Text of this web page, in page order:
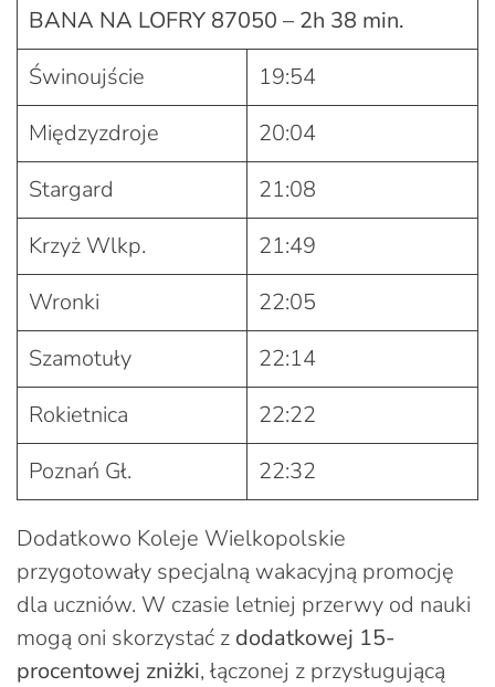
BANA NA LOFRY 87050 – 2h 38 min.
Świnoujście
19:54
Międzyzdroje
20:04
Stargard
21:08
Krzyż Wlkp.
21:49
Wronki
22:05
Szamotuły
22:14
Rokietnica
22:22
Poznań Gł.
22:32
Dodatkowo Koleje Wielkopolskie
przygotowały specjalną wakacyjną promocję
dla uczniów. W czasie letniej przerwy od nauki
mogą oni skorzystać z dodatkowej 15-
procentowej zniżki, łączonej z przysługującą